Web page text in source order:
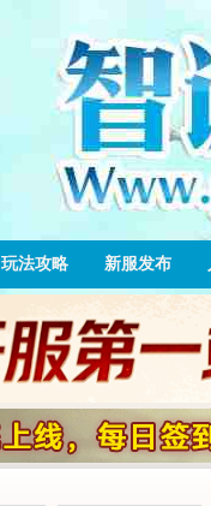
玩法攻略 新服发布